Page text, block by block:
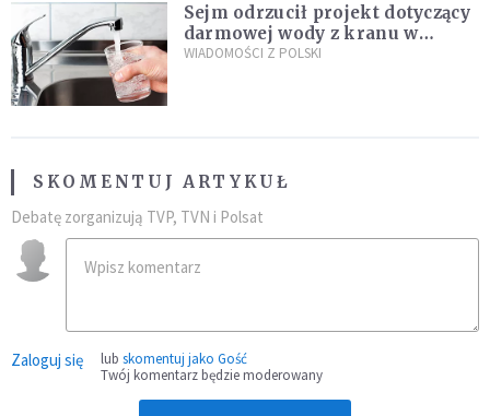
Sejm odrzucił projekt dotyczący
darmowej wody z kranu w
restauracjach
WIADOMOŚCI Z POLSKI
SKOMENTUJ ARTYKUŁ
Debatę zorganizują TVP, TVN i Polsat
Zaloguj się lub skomentuj jako Gość
Twój komentarz będzie moderowany